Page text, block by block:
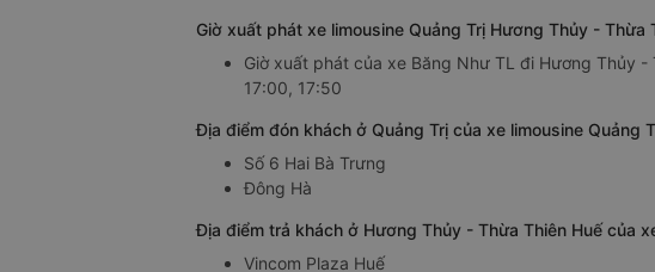
Giờ xuất phát xe limousine Quảng Trị Hương Thủy - Thừa
Giờ xuất phát của xe Băng Như TL đi Hương Thủy
17:00, 17:50
Địa điểm đón khách ở Quảng Trị của xe limousine Quảng
Số 6 Hai Bà Trưng
Đông Hà
Địa điểm trả khách ở Hương Thủy - Thừa Thiên Huế của
Vincom Plaza Huế